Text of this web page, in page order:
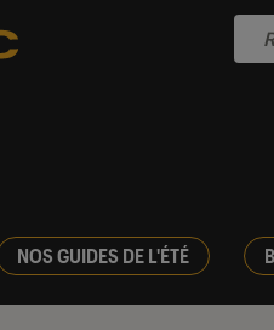
NOS GUIDES DE L'ÉTÉ